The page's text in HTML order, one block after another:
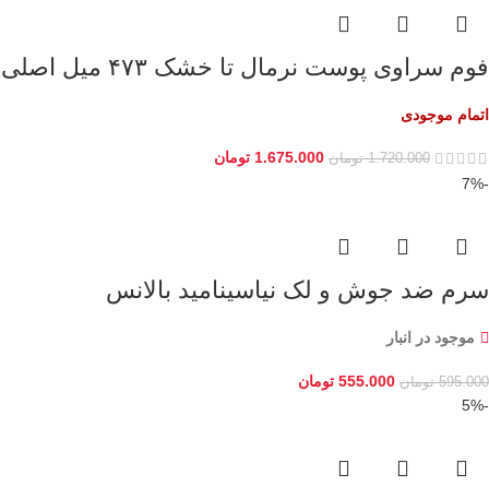
فوم سراوی پوست نرمال تا خشک ۴۷۳ میل اصلی
اتمام موجودی
1.720.000 تومان 1.675.000 تومان
-7%
سرم ضد جوش و لک نیاسینامید بالانس
موجود در انبار
595.000 تومان 555.000 تومان
-5%